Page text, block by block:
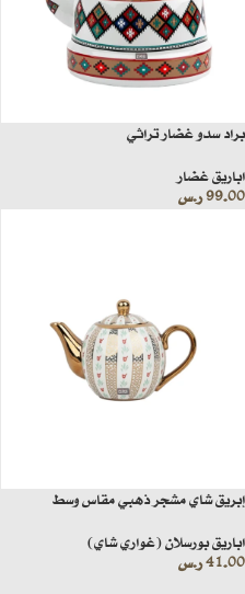
براد سدو غضار تراثي
اباريق غضار
99.00ر.س
إبريق شاي مشجر ذهبي مقاس وسط
اباريق بورسلان (غواري شاي)
41.00ر.س